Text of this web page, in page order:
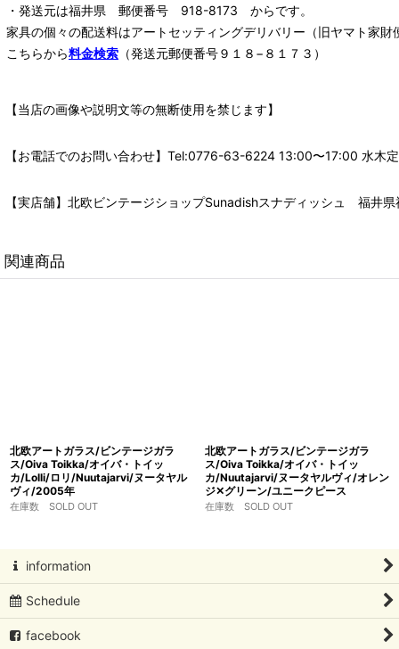
・発送元は福井県 郵便番号 918-8173 からです。
家具の個々の配送料はアートセッティングデリバリー （旧ヤマト家財
こちらから料金検索 （発送元郵便番号９１８−８１７３）
【当店の画像や説明文等の無断使用を禁じます】
【お電話でのお問い合わせ】Tel:0776-63-6224 13:00〜17:00 水木
【実店舗】北欧ビンテージショップSunadishスナディッシュ 福井
関連商品
北欧アートガラス/ビンテージガラ
ス/Oiva Toikka/オイバ・トイッ
カ/Lolli/ロリ/Nuutajarvi/ヌータヤル
ヴィ/2005年
在庫数 SOLD OUT
北欧アートガラス/ビンテージガラ
ス/Oiva Toikka/オイバ・トイッ
カ/Nuutajarvi/ヌータヤルヴィ/オレン
ジ✕グリーン/ユニークピース
在庫数 SOLD OUT
information
Schedule
facebook